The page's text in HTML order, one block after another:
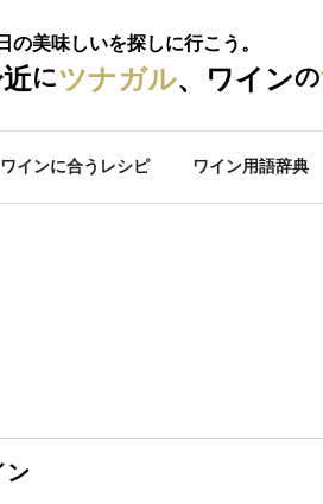
の美味しいを探しに行こう。
にツナガル、ワインの
ワインに合うレシピ ワイン用語辞典
ン